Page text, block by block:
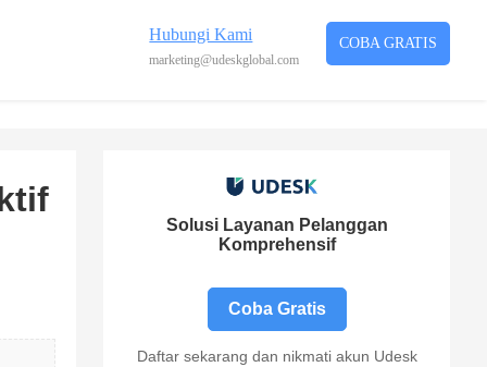
Hubungi Kami
marketing@udeskglobal.com
COBA GRATIS
Solusi Layanan Pelanggan
Komprehensif
Coba Gratis
Daftar sekarang dan nikmati akun Udesk